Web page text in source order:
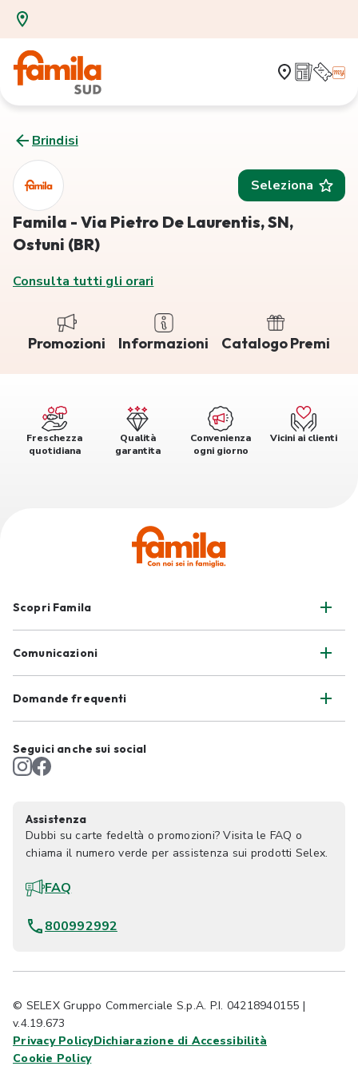
Brindisi
Seleziona
Famila - Via Pietro De Laurentis, SN,
Ostuni (BR)
Consulta tutti gli orari
Promozioni Informazioni Catalogo Premi
Freschezza
quotidiana
Qualità
garantita
Convenienza
ogni giorno
Vicini ai clienti
Scopri Famila
Comunicazioni
Domande frequenti
Seguici anche sui social
Assistenza
Dubbi su carte fedeltà o promozioni? Visita le FAQ o
chiama il numero verde per assistenza sui prodotti Selex.
FAQ
800992992
© SELEX Gruppo Commerciale S.p.A. P.I. 04218940155 |
v.4.19.673
Privacy PolicyDichiarazione di Accessibilità
Cookie Policy